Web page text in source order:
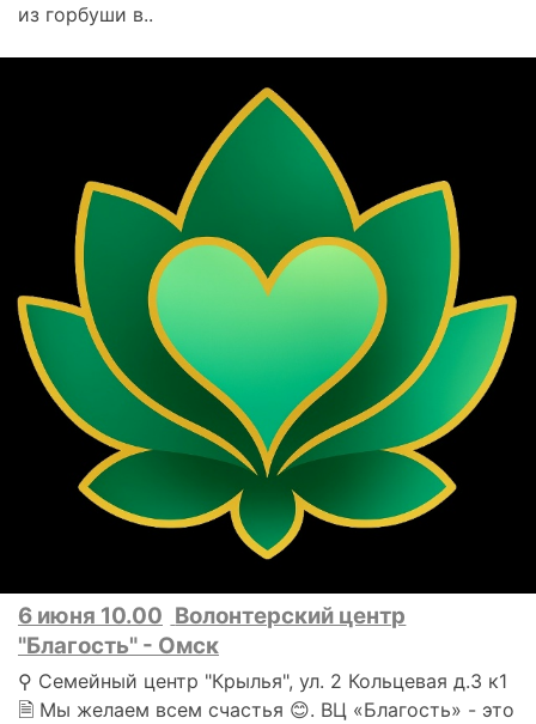
из горбуши в..
6 июня 10.00 Волонтерский центр
"Благость" - Омск
⚲ Семейный центр "Крылья", ул. 2 Кольцевая д.3 к1
🗎 Мы желаем всем счастья 😊. ВЦ «Благость» - это